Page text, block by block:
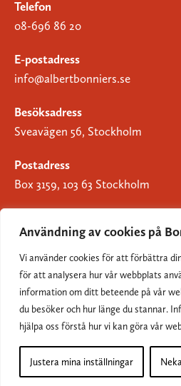
Användning av cookies på
Vi använder cookies för att förbättra
för att analysera hur vår webbplats
information om ditt beteende på vår
du besöker och hur länge du stannar.
hjälpa oss förstå hur vi kan göra vår
Justera mina inställningar
Telefon
08-696 86 20
E-postadress
info@albertbonniers.se
Besöksadress
Sveavägen 56, Stockholm
Postadress
Box 3159, 103 63 Stockholm
Om
Cookies